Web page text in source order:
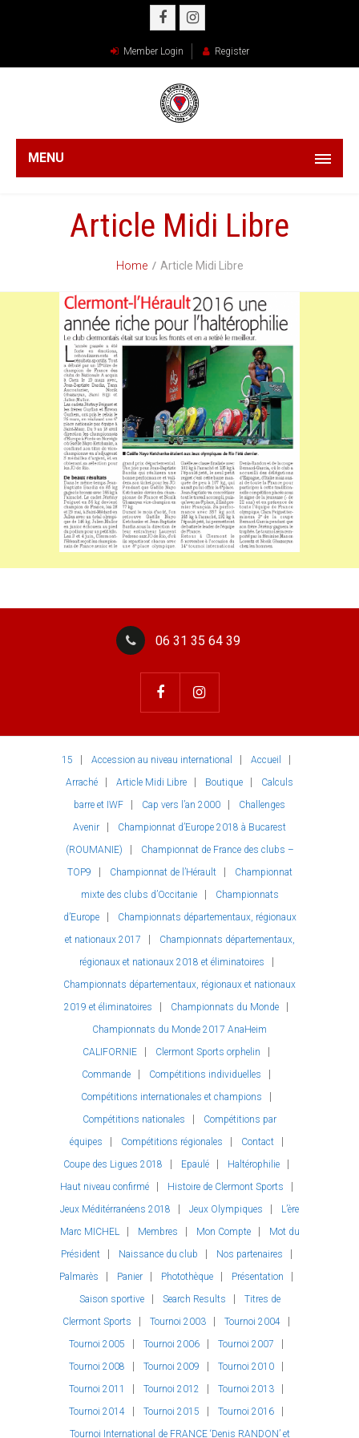
Member Login Register
MENU
Article Midi Libre
Home Article Midi Libre
06 31 35 64 39
15 Accession au niveau international
Accueil
Arraché
Article Midi Libre Boutique
Calculs
barre et IWF
Cap vers l’an 2000
Challenges
Avenir
Championnat d’Europe 2018 à Bucarest
(ROUMANIE)
Championnat de France des clubs –
TOP9
Championnat de l’Hérault
Championnat
mixte des clubs d’Occitanie
Championnats
d’Europe
Championnats départementaux, régionaux
et nationaux 2017
Championnats départementaux,
régionaux et nationaux 2018 et éliminatoires
Championnats départementaux, régionaux et nationaux
2019 et éliminatoires
Championnats du Monde
Championnats du Monde 2017 AnaHeim
CALIFORNIE
Clermont Sports orphelin
Commande
Compétitions individuelles
Compétitions internationales et champions
Compétitions nationales
Compétitions par
équipes
Compétitions régionales
Contact
Coupe des Ligues 2018
Epaulé
Haltérophilie
Haut niveau confirmé
Histoire de Clermont Sports
Jeux Méditérranéens 2018
Jeux Olympiques
L’ère
Marc MICHEL
Membres Mon Compte
Mot du
Président
Naissance du club
Nos partenaires
Palmarès
Panier Photothèque
Présentation
Saison sportive
Search Results
Titres de
Clermont Sports
Tournoi 2003
Tournoi 2004
Tournoi 2005
Tournoi 2006
Tournoi 2007
Tournoi 2008
Tournoi 2009
Tournoi 2010
Tournoi 2011
Tournoi 2012
Tournoi 2013
Tournoi 2014
Tournoi 2015
Tournoi 2016
Tournoi International de FRANCE ‘Denis RANDON’ et